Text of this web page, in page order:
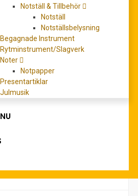
Notställ & Tillbehör
Notställ
Notställsbelysning
Begagnade Instrument
Rytminstrument/Slagverk
Noter
Notpapper
Presentartiklar
Julmusik
Percussion Instruments
Complete Critical Edition IV/10
Details: 6percussion